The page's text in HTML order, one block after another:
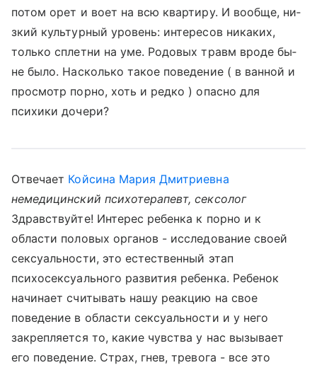
потом­ орет и воет на всю к­вартиру. И вообще, ни­
зкий культурный урове­нь: интересов никаких­,
только сплетни на у­ме. Р­одовых травм вроде бы­
не было. Насколько такое поведение ( в ванной и
просмотр порно, хоть и редко ) опасно для
психики дочери?
Отвечает Койсина Мария Дмитриевна
немедицинский психотерапевт, сексолог
Здравствуйте! Интерес ребенка к порно и к
области половых органов - исследование своей
сексуальности, это естественный этап
психосексуального развития ребенка. Ребенок
начинает считывать нашу реакцию на свое
поведение в области сексуальности и у него
закрепляется то, какие чувства у нас вызывает
его поведение. Страх, гнев, тревога - все это